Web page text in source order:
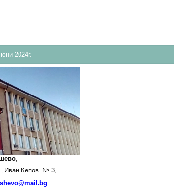
2024г.
,
Кепов” № 3,